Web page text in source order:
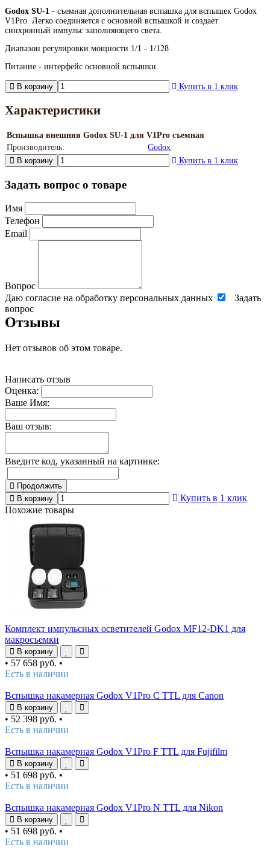
Godox SU-1 - съемная дополнительная вспышка для вспышек Godox
V1Pro. Легко соединяется с основной вспышкой и создает
синхронный импульс заполняющего света.
Диапазон регулировки мощности 1/1 - 1/128
Питание - интерфейс основной вспышки.
В корзину Купить в 1 клик
Характеристики
Вспышка внешняя Godox SU-1 для V1Pro съемная
Производитель:
Godox
В корзину
Купить в 1 клик
Задать вопрос о товаре
Имя
Телефон
Email
Вопрос
Даю согласие на обработку персональных данных
Задать
вопрос
Отзывы
Нет отзывов об этом товаре.
Написать отзыв
Оценка:
Ваше Имя:
Ваш отзыв:
Введите код, указанный на картинке:
Продолжить
В корзину
Купить в 1 клик
Похожие товары
Комплект импульсных осветителей Godox MF12-DK1 для
макросъемки
В корзину
• 57 658 руб. •
Есть в наличии
Вспышка накамерная Godox V1Pro C TTL для Canon
В корзину
• 52 398 руб. •
Есть в наличии
Вспышка накамерная Godox V1Pro F TTL для Fujifilm
В корзину
• 51 698 руб. •
Есть в наличии
Вспышка накамерная Godox V1Pro N TTL для Nikon
В корзину
• 51 698 руб. •
Есть в наличии